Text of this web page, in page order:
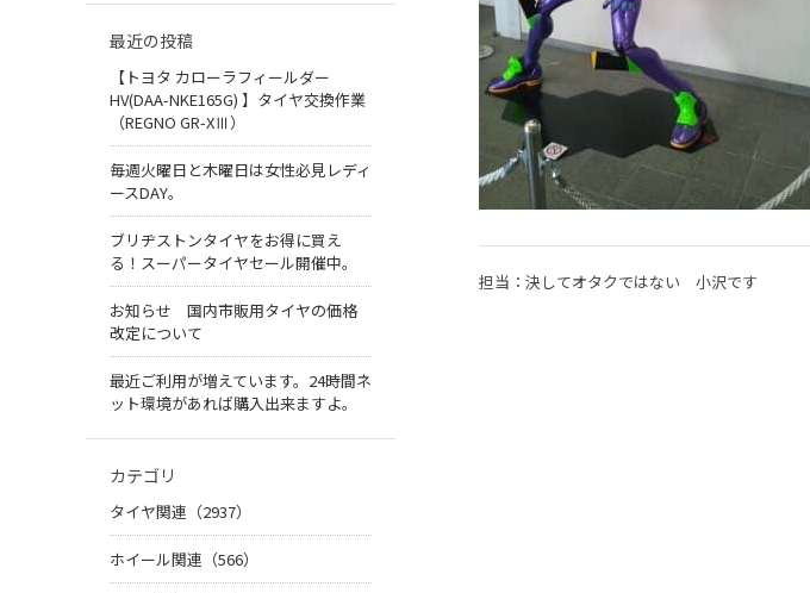
担当：決してオタクではない 小沢です
最近の投稿
【トヨタ カローラフィールダー
HV(DAA-NKE165G) 】タイヤ交換作業
（REGNO GR-XⅢ）
毎週火曜日と木曜日は女性必見レディ
ースDAY。
ブリヂストンタイヤをお得に買え
る！スーパータイヤセール開催中。
お知らせ 国内市販用タイヤの価格
改定について
最近ご利用が増えています。24時間ネ
ット環境があれば購入出来ますよ。
カテゴリ
タイヤ関連（2937）
ホイール関連（566）